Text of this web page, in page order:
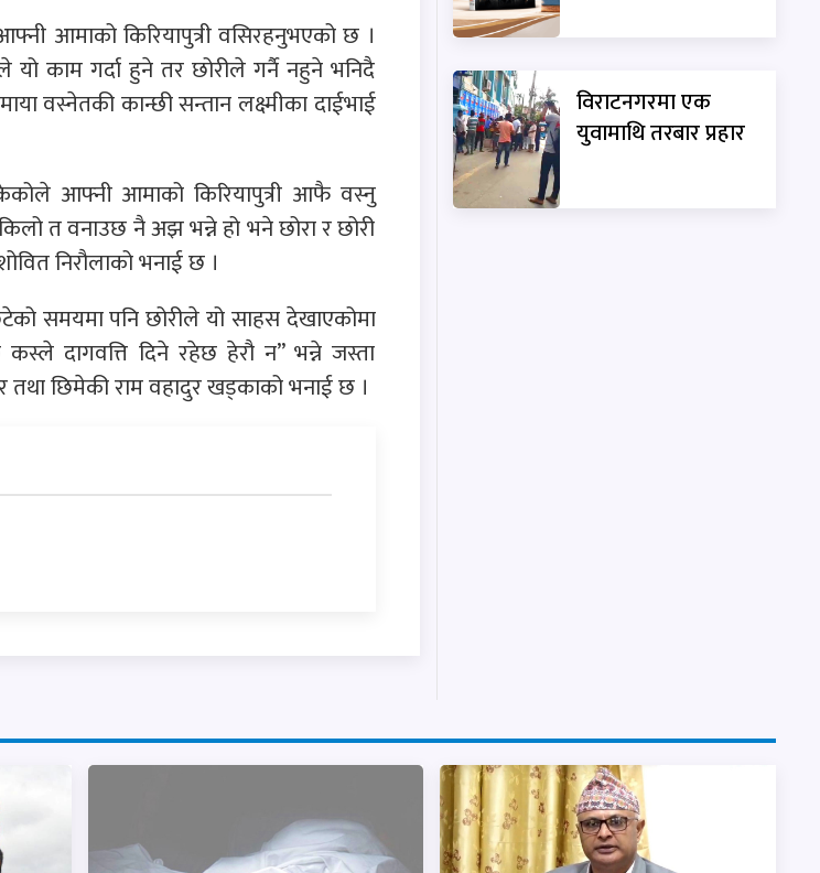
आमाको किरियापुत्री वसिरहनुभएको छ ।
काम गर्दा हुने तर छोरीले गर्नै नहुने भनिदै
वस्नेतकी कान्छी सन्तान लक्ष्मीका दाईभाई
आफ्नी आमाको किरियापुत्री आफै वस्नु
त वनाउछ नै अझ भन्ने हो भने छोरा र छोरी
निरौलाको भनाई छ ।
समयमा पनि छोरीले यो साहस देखाएकोमा
दागवत्ति दिने रहेछ हेरौ न” भन्ने जस्ता
तथा छिमेकी राम वहादुर खड्काको भनाई छ ।
विराटनगरमा एक
युवामाथि तरबार प्रहार